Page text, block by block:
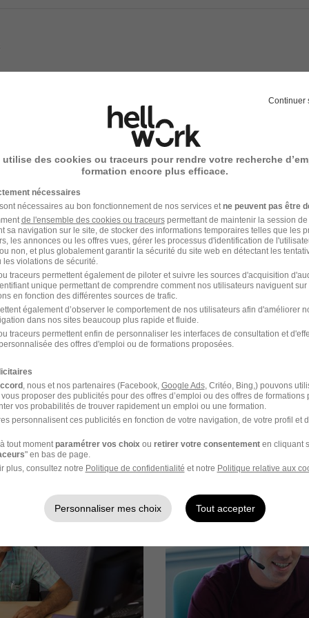
bénéfices
recrutement
peuvent varier selon l'offre à laquelle vous postulez.
postule à une offre ou dépose sa candidature spontanée sur
d’échange a lieu avec un membre de l’agence ou de
l’occasion de rencontrer son futur manager en entretien
un entretien sera également organisé avec l’équipe RH
images
Continuer
utilise des cookies ou traceurs pour rendre votre recherche
formation encore plus efficace.
nécessaires
nécessaires au bon fonctionnement de nos services et ne peuvent pas être
de l'ensemble des cookies ou traceurspermettant de maintenir la session
sa navigation sur le site, de stocker des informations temporaires telles que les
les annonces ou les offres vues, gérer les processus d'identification de
non, et plus globalement garantir la sécurité du site web en détectant les
violations de sécurité.
traceurs permettent également de piloter et suivre les sources d'acquisition
unique permettant de comprendre comment nos utilisateurs naviguent sur
en fonction des différentes sources de trafic.
également d’observer le comportement de nos utilisateurs afin d'améliorer
dans nos sites beaucoup plus rapide et fluide.
traceurs permettent enfin de personnaliser les interfaces de consultation et
des offres d'emploi ou de formations proposées.
, nous et nos partenaires (Facebook, Google Ads, Critéo, Bing,) pouvons
proposer des publicités pour des offres d’emploi ou des offres de formations
vos probabilités de trouver rapidement un emploi ou une formation.
personnalisent ces publicités en fonction de votre navigation, de votre profil et
tout moment paramétrer vos choix ou retirer votre consentementen cliquant
" en bas de page.
plus, consultez notre Politique de confidentialité et notre Politique relative aux
Personnaliser mes choix Tout accepter